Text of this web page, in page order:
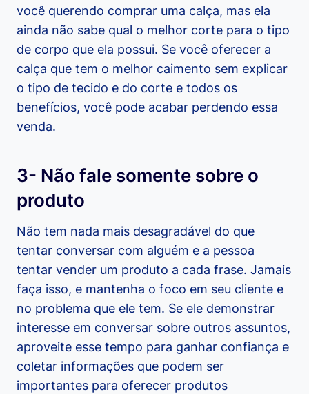
você querendo comprar uma calça, mas ela
ainda não sabe qual o melhor corte para o tipo
de corpo que ela possui. Se você oferecer a
calça que tem o melhor caimento sem explicar
o tipo de tecido e do corte e todos os
benefícios, você pode acabar perdendo essa
venda.
3- Não fale somente sobre o
produto
Não tem nada mais desagradável do que
tentar conversar com alguém e a pessoa
tentar vender um produto a cada frase. Jamais
faça isso, e mantenha o foco em seu cliente e
no problema que ele tem. Se ele demonstrar
interesse em conversar sobre outros assuntos,
aproveite esse tempo para ganhar confiança e
coletar informações que podem ser
importantes para oferecer produtos